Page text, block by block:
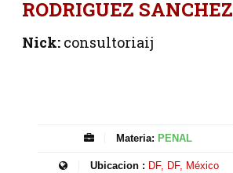
RODRIGUEZ SANCHEZ
Nick:consultoriaij
Materia: PENAL
Ubicacion : DF, DF, México